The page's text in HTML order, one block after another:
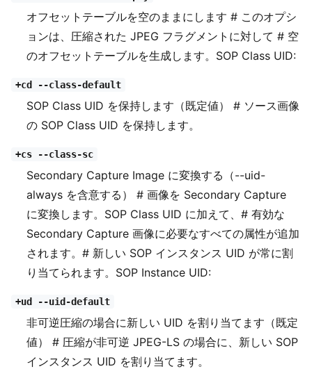
オフセットテーブルを空のままにします # このオプシ
ョンは、圧縮された JPEG フラグメントに対して # 空
のオフセットテーブルを生成します。SOP Class UID:
+cd --class-default
SOP Class UID を保持します（既定値） # ソース画像
の SOP Class UID を保持します。
+cs --class-sc
Secondary Capture Image に変換する（--uid-
always を含意する） # 画像を Secondary Capture
に変換します。SOP Class UID に加えて、# 有効な
Secondary Capture 画像に必要なすべての属性が追加
されます。# 新しい SOP インスタンス UID が常に割
り当てられます。SOP Instance UID:
+ud --uid-default
非可逆圧縮の場合に新しい UID を割り当てます（既定
値） # 圧縮が非可逆 JPEG-LS の場合に、新しい SOP
インスタンス UID を割り当てます。